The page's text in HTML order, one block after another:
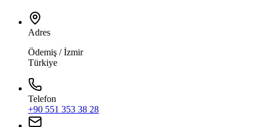
Adres
Ödemiş / İzmir
Türkiye
Telefon
+90 551 353 38 28